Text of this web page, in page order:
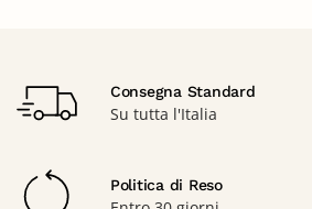
Consegna Standard
Su tutta l'Italia
Politica di Reso